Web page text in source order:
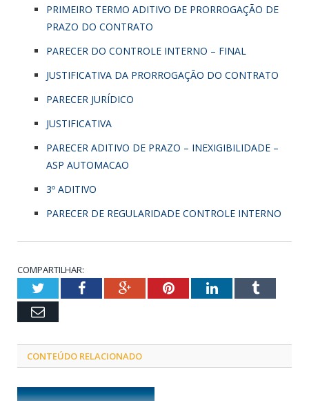
PRIMEIRO TERMO ADITIVO DE PRORROGAÇÃO DE
PRAZO DO CONTRATO
PARECER DO CONTROLE INTERNO – FINAL
JUSTIFICATIVA DA PRORROGAÇÃO DO CONTRATO
PARECER JURÍDICO
JUSTIFICATIVA
PARECER ADITIVO DE PRAZO – INEXIGIBILIDADE –
ASP AUTOMACAO
3º ADITIVO
PARECER DE REGULARIDADE CONTROLE INTERNO
COMPARTILHAR:
TwitterFacebookGoogle+PinterestLinkedInTumblr
Email
CONTEÚDO RELACIONADO